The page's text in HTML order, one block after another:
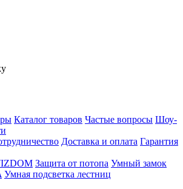
Каталог товаров Частые вопросы Шоу-
Доставка и оплата Гарантия
Защита от потопа Умный замок
Умная подсветка лестниц